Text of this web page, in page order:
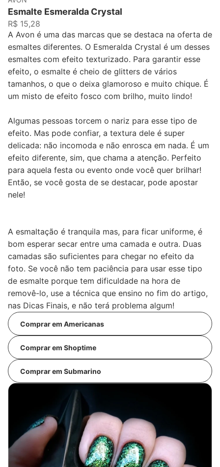
Esmalte Esmeralda Crystal
R$ 15,28
A Avon é uma das marcas que se destaca na oferta de
esmaltes diferentes. O Esmeralda Crystal é um desses
esmaltes com efeito texturizado. Para garantir esse
efeito, o esmalte é cheio de glitters de vários
tamanhos, o que o deixa glamoroso e muito chique. É
um misto de efeito fosco com brilho, muito lindo!
Algumas pessoas torcem o nariz para esse tipo de
efeito. Mas pode confiar, a textura dele é super
delicada: não incomoda e não enrosca em nada. É um
efeito diferente, sim, que chama a atenção. Perfeito
para aquela festa ou evento onde você quer brilhar!
Então, se você gosta de se destacar, pode apostar
nele!
A esmaltação é tranquila mas, para ficar uniforme, é
bom esperar secar entre uma camada e outra. Duas
camadas são suficientes para chegar no efeito da
foto. Se você não tem paciência para usar esse tipo
de esmalte porque tem dificuldade na hora de
removê-lo, use a técnica que ensino no fim do artigo,
nas Dicas Finais, e não terá problema algum!
Comprar em Americanas
Comprar em Shoptime
Comprar em Submarino